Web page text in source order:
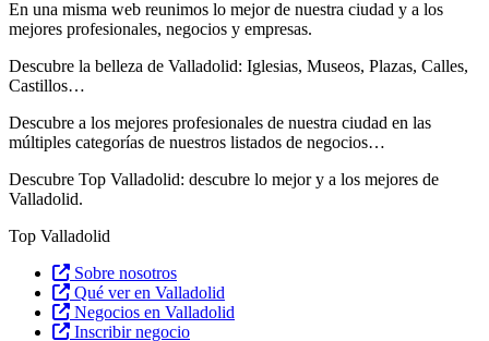
En una misma web reunimos lo mejor de nuestra ciudad y a los
mejores profesionales, negocios y empresas.
Descubre la belleza de Valladolid: Iglesias, Museos, Plazas, Calles,
Castillos…
Descubre a los mejores profesionales de nuestra ciudad en las
múltiples categorías de nuestros listados de negocios…
Descubre Top Valladolid: descubre lo mejor y a los mejores de
Valladolid.
Top Valladolid
Sobre nosotros
Qué ver en Valladolid
Negocios en Valladolid
Inscribir negocio